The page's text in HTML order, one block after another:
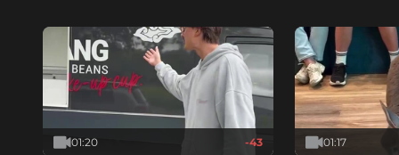
01:20 -43 01:17